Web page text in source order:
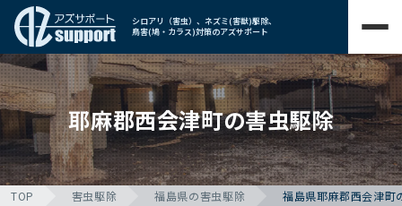
シロアリ（害虫）、ネズミ(害獣)駆除、
鳥害(鳩・カラス)対策のアズサポート
耶麻郡西会津町の害虫駆除
TOP 害虫駆除 福島県の害虫駆除 福島県耶麻郡西会津町